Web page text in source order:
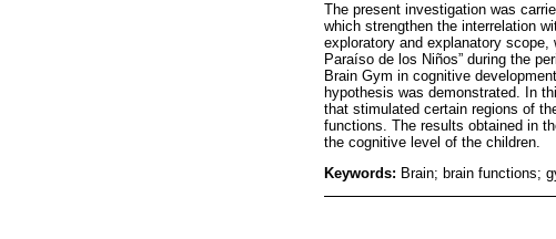
The present investigation was
which strengthen the interrelation
exploratory and explanatory scope,
Paraíso de los Niños” during the
Brain Gym in cognitive
hypothesis was demonstrated. In
that stimulated certain regions of
functions. The results obtained in
the cognitive level of the children.
Keywords: Brain; brain functions;